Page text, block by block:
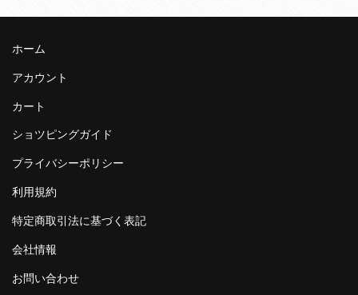
ホーム
アカウント
カート
ショツピングガイド
プライバシーポリシー
利用規約
特定商取引法に基づく表記
会社情報
お問い合わせ